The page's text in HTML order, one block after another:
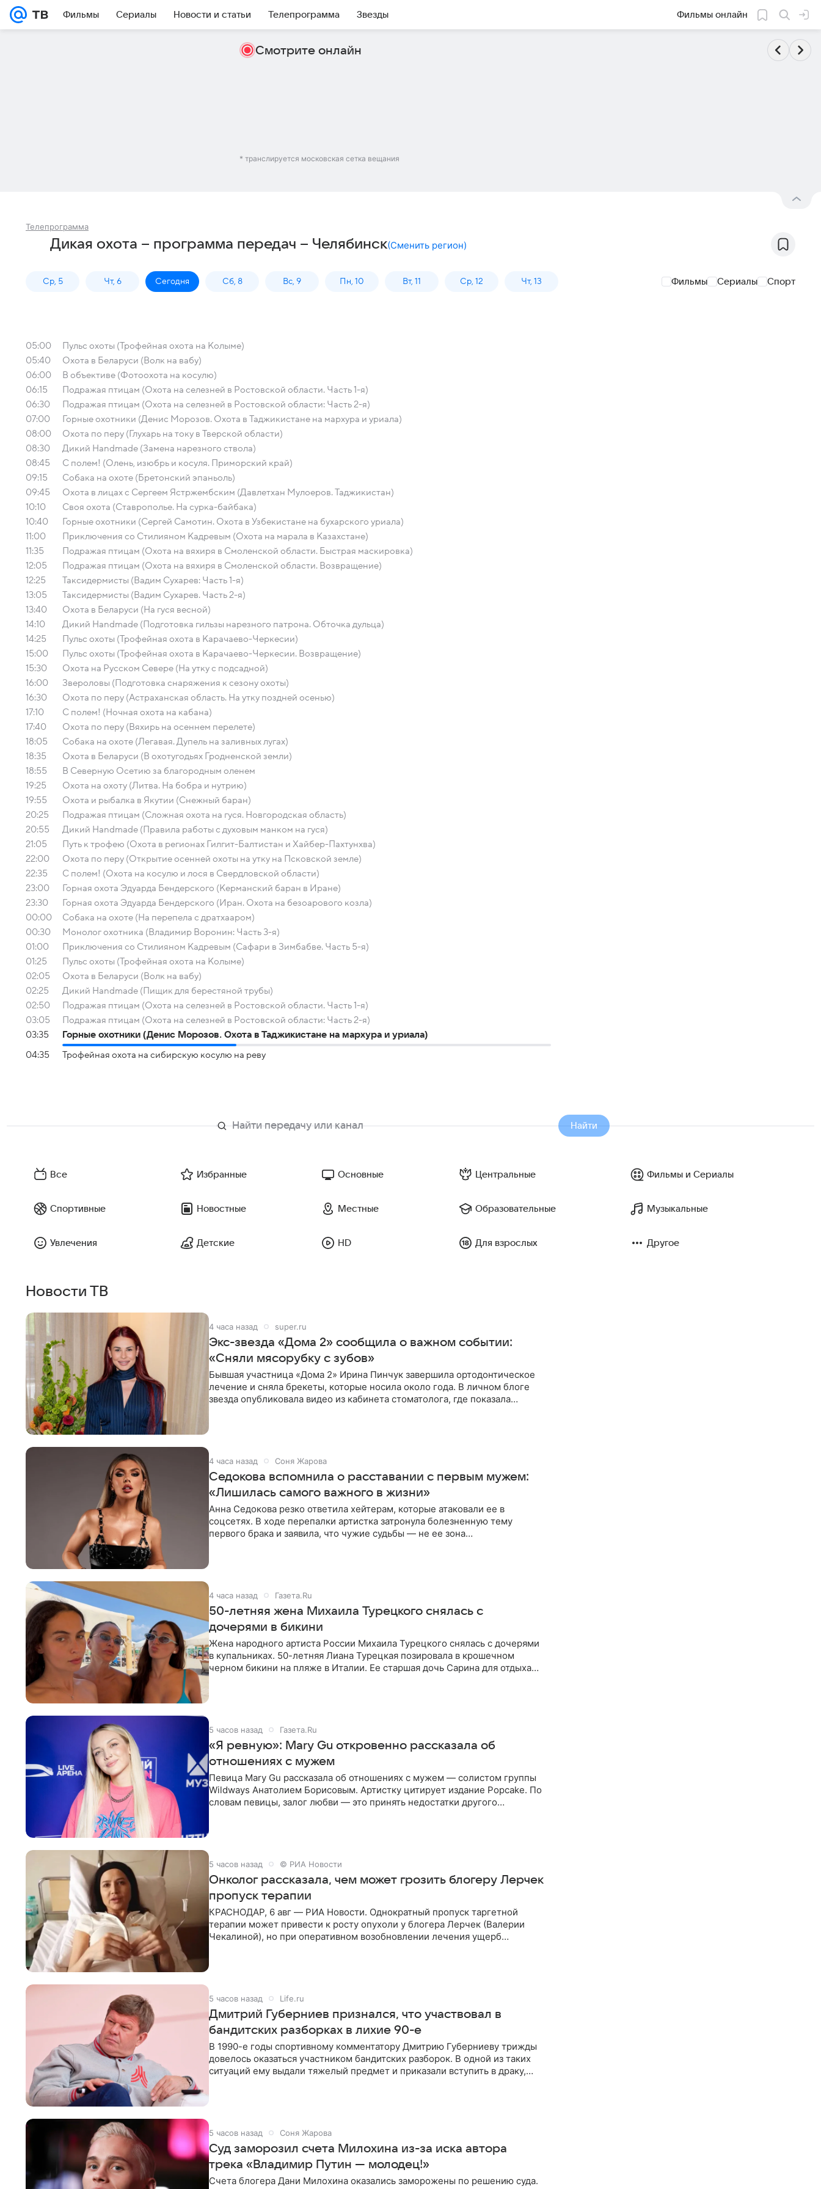
Фильмы Сериалы Новости и статьи Телепрограмма Звезды Фильмы онлайн
Смотрите онлайн
* транслируется московская сетка вещания
Телепрограмма
Дикая охота – программа передач – Челябинск(Сменить регион)
Ср, 5 Чт, 6 Сегодня Сб, 8 Вс, 9 Пн, 10 Вт, 11 Ср, 12 Чт, 13 Фильмы Сериалы Спорт
05:00
Пульс охоты (Трофейная охота на Колыме)
05:40
Охота в Беларуси (Волк на вабу)
06:00
В объективе (Фотоохота на косулю)
06:15
Подражая птицам (Охота на селезней в Ростовской области. Часть 1-я)
06:30
Подражая птицам (Охота на селезней в Ростовской области: Часть 2-я)
07:00
Горные охотники (Денис Морозов. Охота в Таджикистане на мархура и уриала)
08:00
Охота по перу (Глухарь на току в Тверской области)
08:30
Дикий Handmade (Замена нарезного ствола)
08:45
С полем! (Олень, изюбрь и косуля. Приморский край)
09:15
Собака на охоте (Бретонский эпаньоль)
09:45
Охота в лицах с Сергеем Ястржембским (Давлетхан Мулоеров. Таджикистан)
10:10
Своя охота (Ставрополье. На сурка-байбака)
10:40
Горные охотники (Сергей Самотин. Охота в Узбекистане на бухарского уриала)
11:00
Приключения со Стилияном Кадревым (Охота на марала в Казахстане)
11:35
Подражая птицам (Охота на вяхиря в Смоленской области. Быстрая маскировка)
12:05
Подражая птицам (Охота на вяхиря в Смоленской области. Возвращение)
12:25
Таксидермисты (Вадим Сухарев: Часть 1-я)
13:05
Таксидермисты (Вадим Сухарев. Часть 2-я)
13:40
Охота в Беларуси (На гуся весной)
14:10
Дикий Handmade (Подготовка гильзы нарезного патрона. Обточка дульца)
14:25
Пульс охоты (Трофейная охота в Карачаево-Черкесии)
15:00
Пульс охоты (Трофейная охота в Карачаево-Черкесии. Возвращение)
15:30
Охота на Русском Севере (На утку с подсадной)
16:00
Звероловы (Подготовка снаряжения к сезону охоты)
16:30
Охота по перу (Астраханская область. На утку поздней осенью)
17:10
С полем! (Ночная охота на кабана)
17:40
Охота по перу (Вяхирь на осеннем перелете)
18:05
Собака на охоте (Легавая. Дупель на заливных лугах)
18:35
Охота в Беларуси (В охотугодьях Гродненской земли)
18:55
В Северную Осетию за благородным оленем
19:25
Охота на охоту (Литва. На бобра и нутрию)
19:55
Охота и рыбалка в Якутии (Снежный баран)
20:25
Подражая птицам (Сложная охота на гуся. Новгородская область)
20:55
Дикий Handmade (Правила работы с духовым манком на гуся)
21:05
Путь к трофею (Охота в регионах Гилгит-Балтистан и Хайбер-Пахтунхва)
22:00
Охота по перу (Открытие осенней охоты на утку на Псковской земле)
22:35
С полем! (Охота на косулю и лося в Свердловской области)
23:00
Горная охота Эдуарда Бендерского (Керманский баран в Иране)
23:30
Горная охота Эдуарда Бендерского (Иран. Охота на безоарового козла)
00:00
Собака на охоте (На перепела с дратхааром)
00:30
Монолог охотника (Владимир Воронин: Часть 3-я)
01:00
Приключения со Стилияном Кадревым (Сафари в Зимбабве. Часть 5-я)
01:25
Пульс охоты (Трофейная охота на Колыме)
02:05
Охота в Беларуси (Волк на вабу)
02:25
Дикий Handmade (Пищик для берестяной трубы)
02:50
Подражая птицам (Охота на селезней в Ростовской области. Часть 1-я)
03:05
Подражая птицам (Охота на селезней в Ростовской области: Часть 2-я)
03:35
Горные охотники (Денис Морозов. Охота в Таджикистане на мархура и уриала)
04:35 Трофейная охота на сибирскую косулю на реву
Найти
Все Избранные Основные Центральные Фильмы и Сериалы
Спортивные Новостные Местные Образовательные Музыкальные
Увлечения Детские HD Для взрослых Другое
Новости ТВ
4 часа назад super.ru
Экс-звезда «Дома 2» сообщила о важном событии:
«Сняли мясорубку с зубов»
Бывшая участница «Дома 2» Ирина Пинчук завершила ортодонтическое
лечение и сняла брекеты, которые носила около года. В личном блоге
звезда опубликовала видео из кабинета стоматолога, где показала
4 часа назад Соня Жарова
Седокова вспомнила о расставании с первым мужем:
«Лишилась самого важного в жизни»
Анна Седокова резко ответила хейтерам, которые атаковали ее в
соцсетях. В ходе перепалки артистка затронула болезненную тему
первого брака и заявила, что чужие судьбы — не ее зона
4 часа назад Газета.Ru
50-летняя жена Михаила Турецкого снялась с
дочерями в бикини
Жена народного артиста России Михаила Турецкого снялась с дочерями
в купальниках. 50-летняя Лиана Турецкая позировала в крошечном
черном бикини на пляже в Италии. Ее старшая дочь Сарина для отдыха
5 часов назад Газета.Ru
«Я ревную»: Mary Gu откровенно рассказала об
отношениях с мужем
Певица Mary Gu рассказала об отношениях с мужем — солистом группы
Wildways Анатолием Борисовым. Артистку цитирует издание Popcake. По
словам певицы, залог любви — это принять недостатки другого
5 часов назад © РИА Новости
Онколог рассказала, чем может грозить блогеру Лерчек
пропуск терапии
КРАСНОДАР, 6 авг — РИА Новости. Однократный пропуск таргетной
терапии может привести к росту опухоли у блогера Лерчек (Валерии
Чекалиной), но при оперативном возобновлении лечения ущерб
5 часов назад Life.ru
Дмитрий Губерниев признался, что участвовал в
бандитских разборках в лихие 90-е
В 1990-е годы спортивному комментатору Дмитрию Губерниеву трижды
довелось оказаться участником бандитских разборок. В одной из таких
ситуаций ему выдали тяжелый предмет и приказали вступить в драку,
5 часов назад Соня Жарова
Суд заморозил счета Милохина из-за иска автора
трека «Владимир Путин — молодец!»
Счета блогера Дани Милохина оказались заморожены по решению суда.